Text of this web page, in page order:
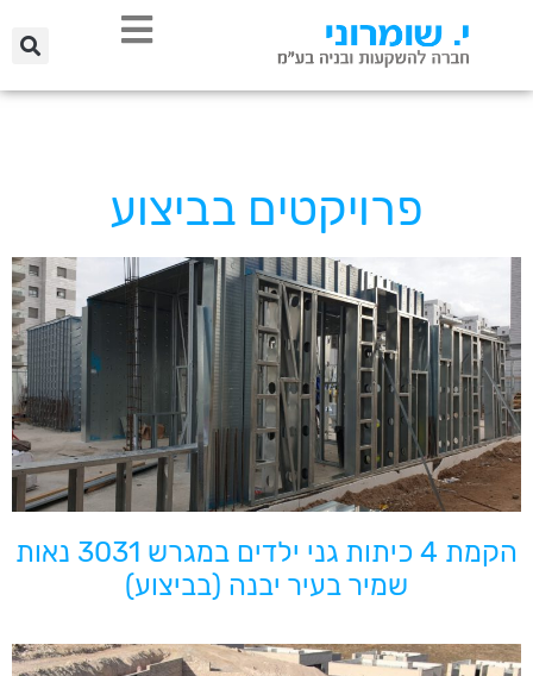
פרויקטים בביצוע
הקמת 4 כיתות גני ילדים במגרש 3031 נאות
שמיר בעיר יבנה (בביצוע)